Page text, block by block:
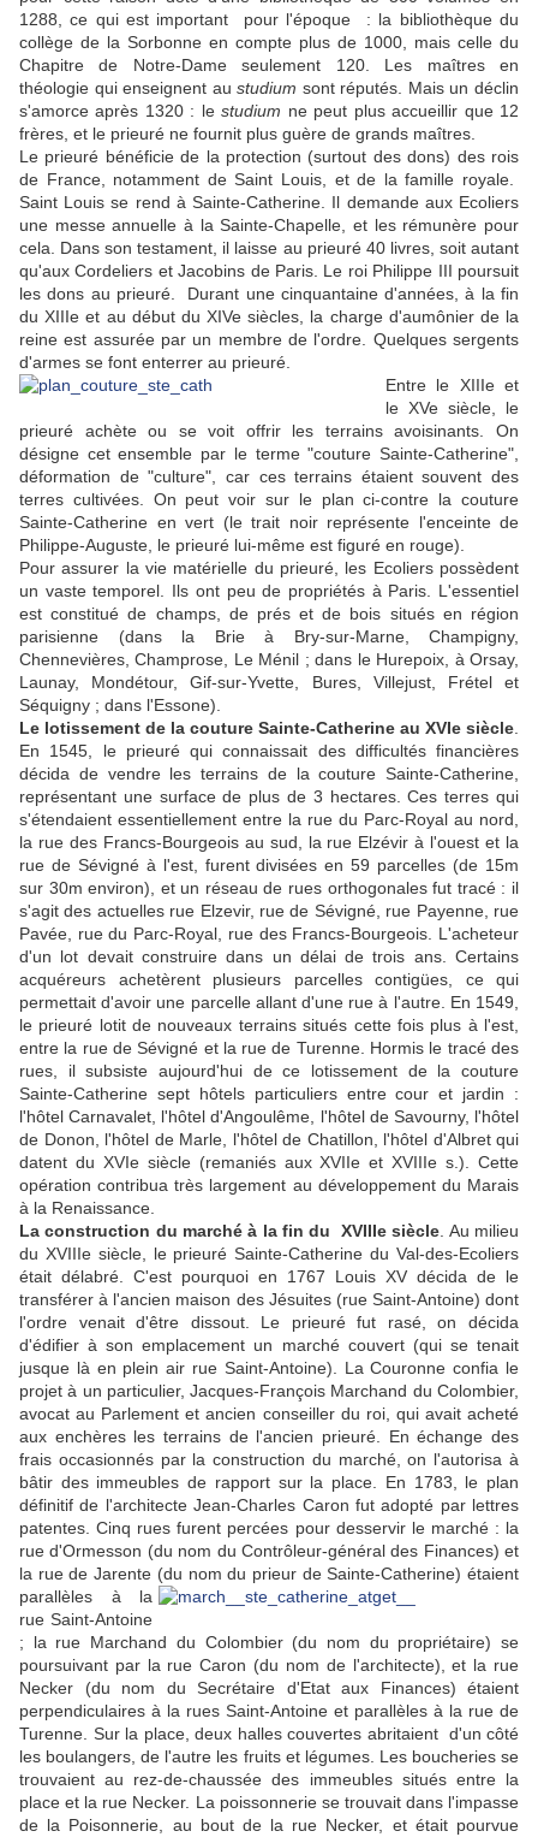
1288, ce qui est important pour l'époque : la bibliothèque du
collège de la Sorbonne en compte plus de 1000, mais celle du
Chapitre de Notre-Dame seulement 120. Les maîtres en
théologie qui enseignent austudium sont réputés. Mais un déclin
s'amorce après 1320 : lestudium ne peut plus accueillir que 12
frères, et le prieuré ne fournit plus guère de grands maîtres.
Le prieuré bénéficie de la protection (surtout des dons) des rois
de France, notamment de Saint Louis, et de la famille royale.
Saint Louis se rend à Sainte-Catherine. Il demande aux Ecoliers
une messe annuelle à la Sainte-Chapelle, et les rémunère pour
cela.
Dans son testament, il laisse au prieuré 40 livres, soit autant
qu'aux Cordeliers et Jacobins de Paris. Le roi Philippe III poursuit
les dons au prieuré. Durant une cinquantaine d'années, à la fin
du XIIIe et au début du XIVe siècles, la charge d'aumônier de la
reine est assurée par un membre de l'ordre. Quelques sergents
d'armes se font enterrer au prieuré.
Entre le XIIIe et
le XVe siècle, le
prieuré achète ou se voit offrir les terrains avoisinants. On
désigne cet ensemble par le terme "couture Sainte-Catherine",
déformation de "culture", car ces terrains étaient souvent des
terres cultivées. On peut voir sur le plan ci-contre la couture
Sainte-Catherine en vert (le trait noir représente l'enceinte de
Philippe-Auguste, le prieuré lui-même est figuré en rouge).
Pour assurer la vie matérielle du prieuré, les Ecoliers possèdent
un vaste temporel. Ils ont peu de propriétés à Paris. L'essentiel
est constitué de champs, de prés et de bois situés en région
parisienne (dans la Brie à Bry-sur-Marne, Champigny,
Chennevières, Champrose, Le Ménil ; dans le Hurepoix, à Orsay,
Launay, Mondétour, Gif-sur-Yvette, Bures, Villejust, Frétel et
Séquigny ; dans l'Essone).
Le lotissement de la couture Sainte-Catherine au XVIe siècle
En 1545, le prieuré qui connaissait des difficultés financières
décida de vendre les terrains de la couture Sainte-Catherine,
représentant une surface de plus de 3 hectares. Ces terres qui
s'étendaient essentiellement entre la rue du Parc-Royal au nord,
la rue des Francs-Bourgeois au sud, la rue Elzévir à l'ouest et la
rue de Sévigné à l'est, furent divisées en 59 parcelles (de 15m
sur 30m environ), et un réseau de rues orthogonales fut tracé : il
s'agit des actuelles rue Elzevir, rue de Sévigné, rue Payenne, rue
Pavée, rue du Parc-Royal, rue des Francs-Bourgeois. L'acheteur
d'un lot devait construire dans un délai de trois ans. Certains
acquéreurs achetèrent plusieurs parcelles contigües, ce qui
permettait d'avoir une parcelle allant d'une rue à l'autre. En 1549,
le prieuré lotit de nouveaux terrains situés cette fois plus à l'est,
entre la rue de Sévigné et la rue de Turenne. Hormis le tracé des
rues, il subsiste aujourd'hui de ce lotissement de la couture
Sainte-Catherine sept hôtels particuliers entre cour et jardin :
l'hôtel Carnavalet, l'hôtel d'Angoulême, l'hôtel de Savourny, l'hôtel
de Donon, l'hôtel de Marle, l'hôtel de Chatillon, l'hôtel d'Albret qui
datent du XVIe siècle (remaniés aux XVIIe et XVIIIe s.). Cette
opération contribua très largement au développement du Marais
à la Renaissance.
La construction du marché à la fin du XVIIIe siècle . Au milieu
du XVIIIe siècle, le prieuré Sainte-Catherine du Val-des-Ecoliers
était délabré. C'est pourquoi en 1767 Louis XV décida de le
transférer à l'ancien maison des Jésuites (rue Saint-Antoine) dont
l'ordre venait d'être dissout. Le prieuré fut rasé, on décida
d'édifier à son emplacement un marché couvert (qui se tenait
jusque là en plein air rue Saint-Antoine). La Couronne confia le
projet à un particulier, Jacques-François Marchand du Colombier,
avocat au Parlement et ancien conseiller du roi, qui avait acheté
aux enchères les terrains de l'ancien prieuré. En échange des
frais occasionnés par la construction du marché, on l'autorisa à
bâtir des immeubles de rapport sur la place. En 1783, le plan
définitif de l'architecte Jean-Charles Caron fut adopté par lettres
patentes. Cinq rues furent percées pour desservir le marché : la
rue d'Ormesson (du nom du Contrôleur-général des Finances) et
la rue de Jarente (du nom du prieur de Sainte-Catherine) étaient
parallèles à la
rue Saint-Antoine
; la rue Marchand du Colombier (du nom du propriétaire) se
poursuivant par la rue Caron (du nom de l'architecte) , et la rue
Necker (du nom du Secrétaire d'Etat aux Finances) étaient
perpendiculaires à la rues Saint-Antoine et parallèles à la rue de
Turenne. Sur la place, deux halles couvertes abritaient d'un côté
les boulangers, de l'autre les fruits et légumes. Les boucheries se
trouvaient au rez-de-chaussée des immeubles situés entre la
place et la rue Necker. La poissonnerie se trouvait dans l'impasse
de la Poisonnerie, au bout de la rue Necker, et était pourvue